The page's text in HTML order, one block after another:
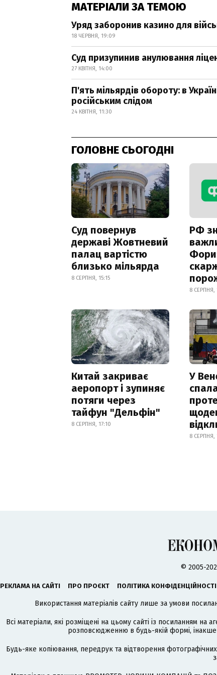
МАТЕРІАЛИ ЗА ТЕМОЮ
Уряд заборонив казино для
18 ЧЕРВНЯ, 19:09
Суд призупинив анулювання
27 КВІТНЯ, 14:00
П'ять мільярдів обороту: в
російським слідом
24 КВІТНЯ, 11:30
ГОЛОВНЕ СЬОГОДНІ
Суд повернув
державі Жовтневий
палац вартістю
близько мільярда
8 СЕРПНЯ, 15:15
РФ
8 СЕРПНЯ,
Китай закриває
аеропорт і зупиняє
потяги через
тайфун "Дельфін"
8 СЕРПНЯ, 17:10
У
8 СЕРПНЯ,
© 2005-
РЕКЛАМА НА САЙТІ ПРО ПРОЄКТ ПОЛІТИКА КОНФІДЕНЦІЙНОСТІ
Використання матеріалів сайту лише за умови
Всі матеріали, які розміщені на цьому сайті із посиланням на
розповсюдженню в будь-якій формі,
Будь-яке копіювання, передрук та відтворення